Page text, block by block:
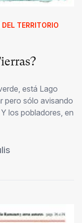
TERRITORIO
está Lago
pero sólo avisando
los pobladores, en